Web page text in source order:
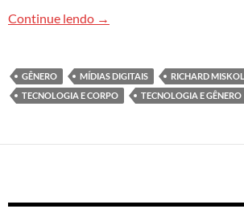
Continue lendo Toda nudez será
→
GÊNERO MÍDIAS DIGITAIS
RICHARD
TECNOLOGIA E CORPO
TECNOLOGIA E GÊNERO